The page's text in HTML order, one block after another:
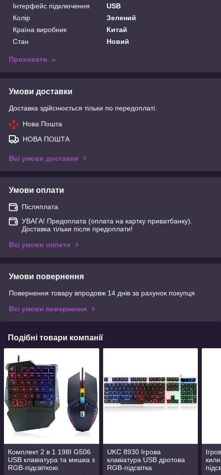
Інтерфейс підключення
USB
Колір
Зелений
Країна виробник
Китай
Стан
Новий
Приховати
Умови доставки
Доставка здійснюється тільки по передоплаті.
Нова Пошта
НОВА ПОШТА
Всі умови доставки
Умови оплати
Післяплата
УВАГА! Предоплата (оплата на картку приватбанку).
Доставка тільки після предоплати!
Всі умови оплати
Умови повернення
Повернення товару впродовж 14 днів за рахунок покупця
Всі умови повернення
Подібні товари компанії
Комплект 2 в 1 198I G506
USB клавіатура та мишка з
RGB-підсвіткою
UKC 8930 Ігрова
клавіатура USB дротова
RGB-підсвітка